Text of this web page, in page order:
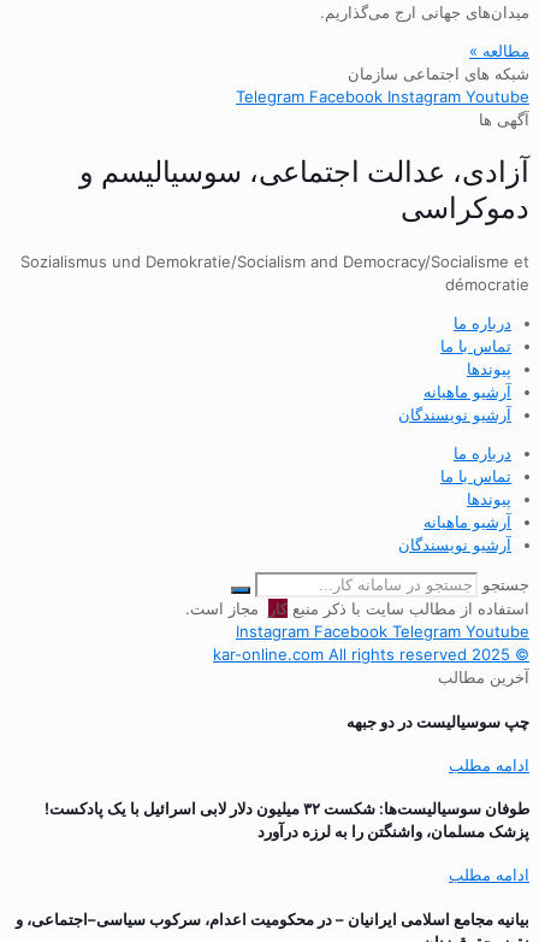
میدان‌های جهانی ارج می‌گذاریم.
مطالعه »
شبکه های اجتماعی سازمان
Telegram Facebook Instagram Youtube
آگهی ها
آزادی، عدالت اجتماعی، سوسیالیسم و
دموکراسی
Sozialismus und Demokratie/Socialism and Democracy/Socialisme et
démocratie
درباره ما
تماس با ما
پیوندها
آرشیو ماهیانه
آرشیو نویسندگان
درباره ما
تماس با ما
پیوندها
آرشیو ماهیانه
آرشیو نویسندگان
جستجو
استفاده از مطالب سایت با ذکر منبعکار
مجاز است.
Instagram Facebook Telegram Youtube
© 2025 kar-online.com All rights reserved
آخرین مطالب
چپ سوسیالیست در دو جبهه
ادامه مطلب
طوفان سوسیالیست‌ها: شکست ۳۲ میلیون دلار لابی اسرائیل با یک پادکست!
پزشک مسلمان، واشنگتن را به لرزه درآورد
ادامه مطلب
بیانیه مجامع اسلامی ایرانیان – در محکومیت اعدام، سرکوب سیاسی–اجتماعی، و